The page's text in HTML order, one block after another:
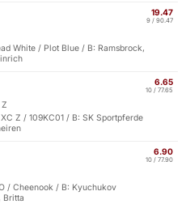
19.47
9 / 90.47
White / Plot Blue / B: Ramsbrock,
6.65
10 / 77.65
Z / 109KC01 / B: SK Sportpferde
6.90
10 / 77.90
/ Cheenook / B: Kyuchukov
Britta